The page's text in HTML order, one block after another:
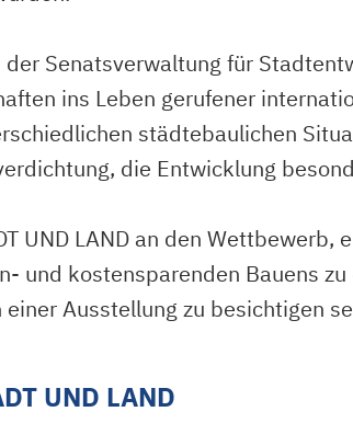
der Senatsverwaltung für
ins Leben gerufener
städtebaulichen
die Entwicklung
UND LAND an den
und kostensparenden Bauens
Ausstellung zu besichtigen
UND LAND